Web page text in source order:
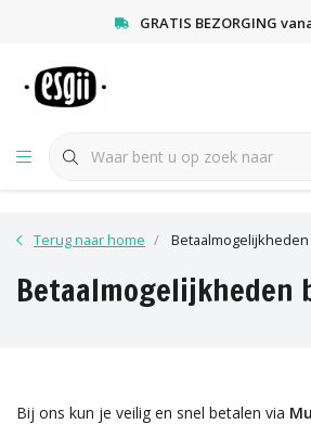
GRATIS BEZORGING
Terug naar home
Betaalmogelijkheden
Bij ons kun je veilig en snel betalen via